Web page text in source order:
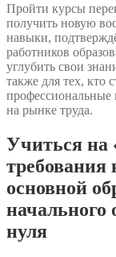
Пройти курсы
получить новую
навыки,
работников
углубить свои
также для тех, кто
на рынке труда.
Учиться на
требования
основной
начального
нуля